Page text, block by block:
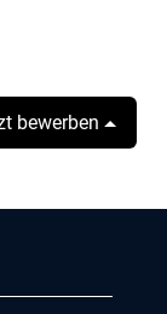
bewerben